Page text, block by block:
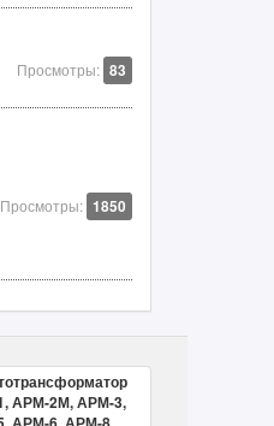
Просмотры: 83
Просмотры: 1850